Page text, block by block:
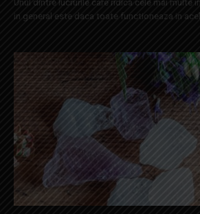
in general este daca toate functioneaza in